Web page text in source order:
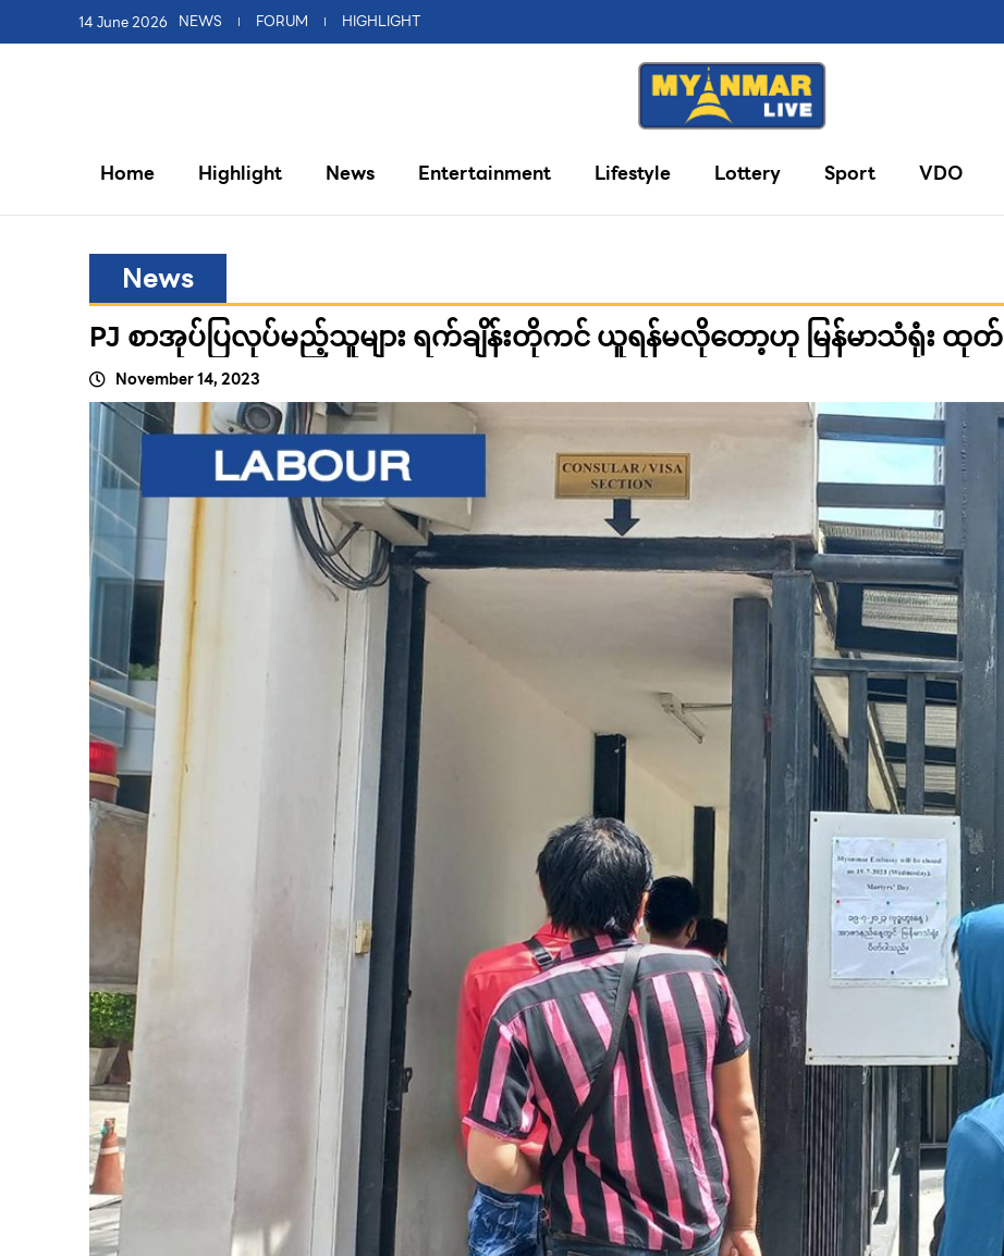
14 June 2026 NEWS FORUM HIGHLIGHT
Home Highlight News Entertainment Lifestyle Lottery Sport VDO
News
PJ စာအုပ်ပြလုပ်မည့်သူများ ရက်ချိန်းတိုကင် ယူရန်မလိုတော့ဟု မြန်မာသံရုံး ထုတ်
November 14, 2023